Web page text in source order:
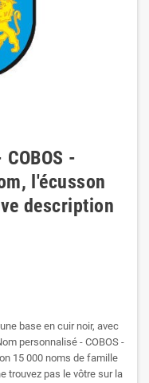
-
l'écusson
description
base en cuir noir, avec
personnalisé - COBOS -
15 000 noms de famille
trouvez pas le vôtre sur la